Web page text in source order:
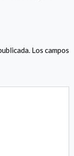
Los campos